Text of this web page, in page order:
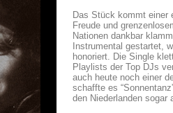
Das Stück kommt einer
Freude und
Nationen dankbar
Instrumental gestartet,
honoriert. Die Single
Playlists der Top DJs
auch heute noch einer
schaffte es
den Niederlanden sogar